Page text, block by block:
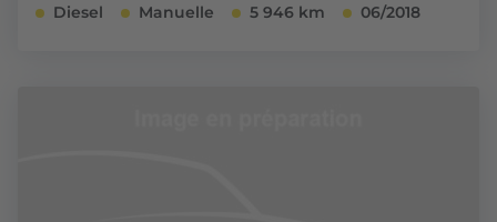
Diesel Manuelle 5 946 km 06/2018